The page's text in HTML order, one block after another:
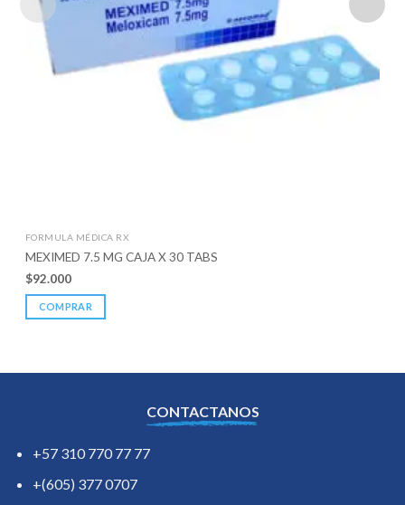
FORMULA MÉDICA RX
MEXIMED 7.5 MG CAJA X 30 TABS
$92.000
COMPRAR
CONTACTANOS
+57 310 770 77 77
+(605) 377 0707